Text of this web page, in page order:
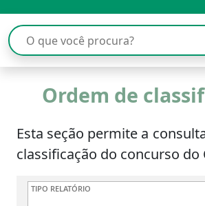
Ordem de
Esta seção permite a
classificação do concurso do